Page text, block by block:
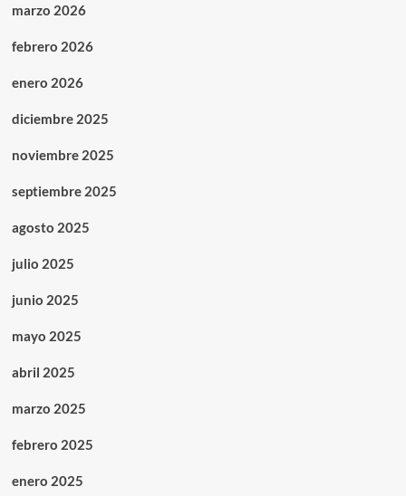
marzo 2026
febrero 2026
enero 2026
diciembre 2025
noviembre 2025
septiembre 2025
agosto 2025
julio 2025
junio 2025
mayo 2025
abril 2025
marzo 2025
febrero 2025
enero 2025